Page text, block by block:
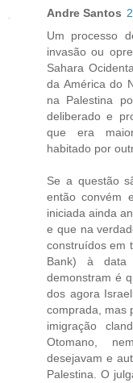
Andre Santos
Um processo
invasão ou
Sahara
da América do
na Palestina
deliberado e
que era
habitado por
Se a questão
então convém
iniciada ainda
e que na
construídos em
Bank) à
demonstram é
dos agora
comprada, mas
imigração
Otomano,
desejavam e
Palestina. O